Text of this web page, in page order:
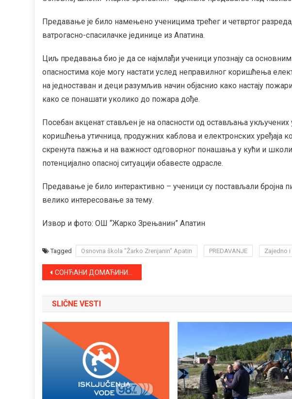
Предавање је било намењено ученицима трећег и четвртог
ватрогасно-спасилачке јединице из Апатина.
Циљ предавања био је да се најмлађи ученици упознају са
опасностима које могу настати услед неправилног коришћења
на једноставан и деци разумљив начин објаснио како настају
како се понашати уколико до пожара дође.
Посебан акценат стављен је на опасности од остављања укључених
коришћења утичница, продужних каблова и електронских уређаја
скренута пажња и на важност одговорног понашања у кући и
потенцијално опасној ситуацији обавесте одрасле.
Предавање је било интерактивно – ученици су постављали бројна
велико интересовање за тему.
Извор и фото: ОШ “Жарко Зрењанин” Апатин
Tagged Osnovna škola "Žarko Zrenjanin" Apatin PREDAVANJE Zajedno
Kretanje
članka
СОНЋАНИ ДОМАЋИНИ, ОСТАЛИ КЛУБОВИ СА ТЕРИТОРИЈЕ АПАТИНА ГОСТУЈУ
SLIČNE VESTI